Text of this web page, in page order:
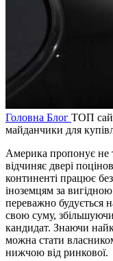
Головна Блог ТОП
майданчики для
Америка пропонує не
відчиняє двері
континенті працює
іноземцям за
переважно будується
свою суму,
кандидат. Знаючи
можна стати
нижчою від ринкової.